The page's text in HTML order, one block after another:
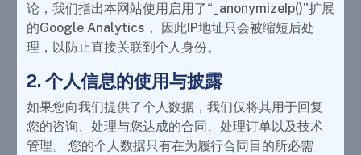
论，我们指出本网站使用启用了“_anonymizeIp()”扩展
的Google Analytics， 因此IP地址只会被缩短后处
理，以防止直接关联到个人身份。
2. 个人信息的使用与披露
如果您向我们提供了个人数据，我们仅将其用于回复
您的咨询、处理与您达成的合同、处理订单以及技术
管理。 您的个人数据只有在为履行合同目的所必需